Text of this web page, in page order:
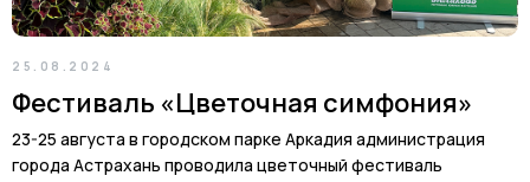
25.08.2024
Фестиваль «Цветочная симфония»
23-25 августа в городском парке Аркадия администрация
города Астрахань проводила цветочный фестиваль
и магазинв Началово
Придорожная 3А
+7-927-070-83-10